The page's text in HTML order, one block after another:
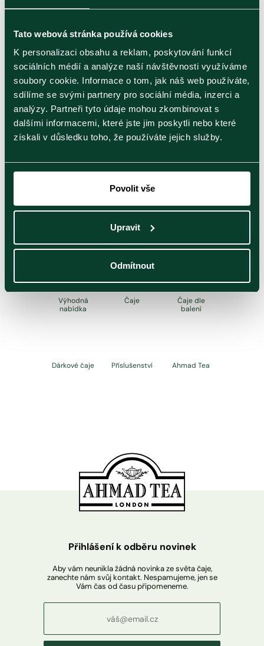
Tato webová stránka používá cookies
K personalizaci obsahu a reklam, poskytování funkcí
sociálních médií a analýze naší návštěvnosti využíváme
soubory cookie. Informace o tom, jak náš web používáte,
sdílíme se svými partnery pro sociální média, inzerci a
analýzy. Partneři tyto údaje mohou zkombinovat s
dalšími informacemi, které jste jim poskytli nebo které
získali v důsledku toho, že používáte jejich služby.
Povolit vše
Upravit
Odmítnout
Výhodná nabídka
Ahmad Tea
Zvýhodněná nabídka čajů, která je časově omezená,
případné informaci o blížící se expiraci.
Výhodná
nabídka
Čaje
Čaje dle
balení
Dárkové čaje Příslušenství Ahmad Tea
Přihlášení k odběru novinek
Aby vám neunikla žádná novinka ze světa čaje,
zanechte nám svůj kontakt. Nespamujeme, jen se
Vám čas od času připomeneme.